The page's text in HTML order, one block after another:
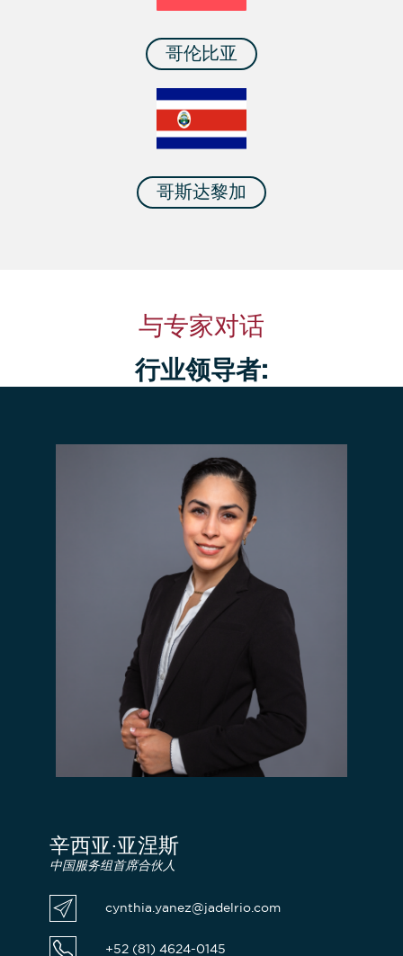
哥伦比亚
哥斯达黎加
与专家对话
行业领导者:
辛西亚·亚涅斯
中国服务组首席合伙人
cynthia.yanez@jadelrio.com
+52 (81) 4624-0145